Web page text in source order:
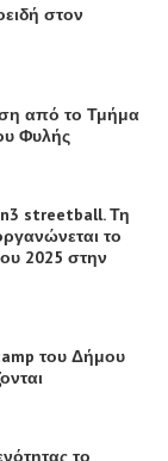
στον
από το Τμήμα
Φυλής
streetball. Τη
το
2025 στην
του Δήμου
το